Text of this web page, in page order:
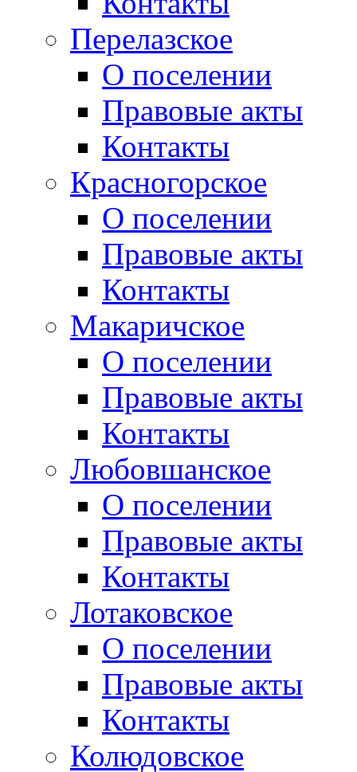
Перелазское
О поселении
Правовые акты
Контакты
Красногорское
О поселении
Правовые акты
Контакты
Макаричское
О поселении
Правовые акты
Контакты
Любовшанское
О поселении
Правовые акты
Контакты
Лотаковское
О поселении
Правовые акты
Контакты
Колюдовское